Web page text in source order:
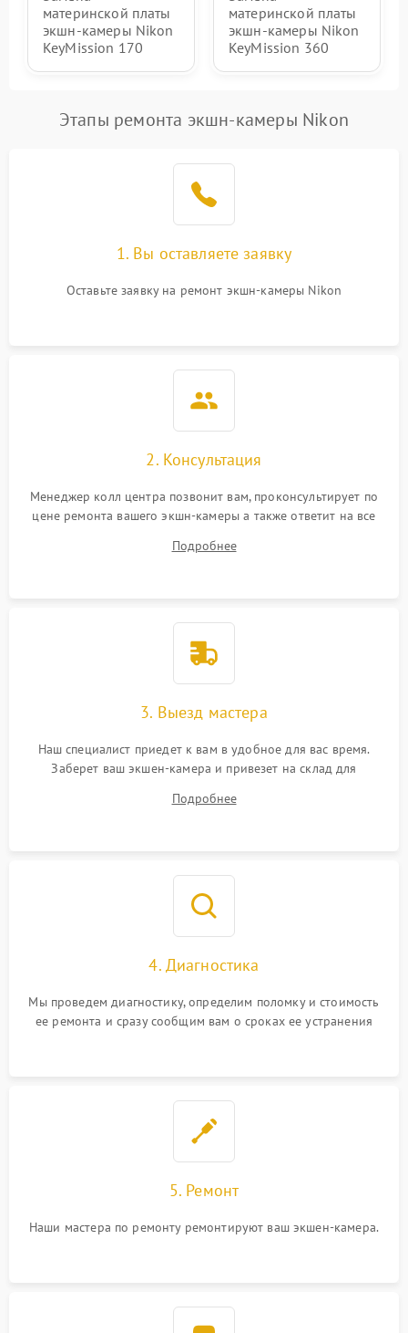
защиты от перегрузок
1000 ₽ Подробнее →
Неисправность системы
защиты от перегрева
1000 ₽
материнской платы
экшн-камеры Nikon
KeyMission 170
материнской платы
экшн-камеры Nikon
KeyMission 360
Этапы ремонта экшн-камеры Nikon
1. Вы оставляете заявку
Оставьте заявку на ремонт экшн-камеры Nikon
2. Консультация
Менеджер колл центра позвонит вам, проконсультирует по
цене ремонта вашего экшн-камеры а также ответит на все
Подробнее
3. Выезд мастера
Наш специалист приедет к вам в удобное для вас время.
Заберет ваш экшен-камера и привезет на склад для
Подробнее
4. Диагностика
Мы проведем диагностику, определим поломку и стоимость
ее ремонта и сразу сообщим вам о сроках ее устранения
5. Ремонт
Наши мастера по ремонту ремонтируют ваш экшен-камера.